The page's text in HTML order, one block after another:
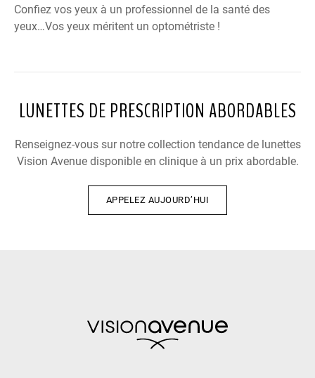
Confiez vos yeux à un professionnel de la santé des
yeux…Vos yeux méritent un optométriste !
LUNETTES DE PRESCRIPTION ABORDABLES
Renseignez-vous sur notre collection tendance de lunettes
Vision Avenue disponible en clinique à un prix abordable.
APPELEZ AUJOURD’HUI